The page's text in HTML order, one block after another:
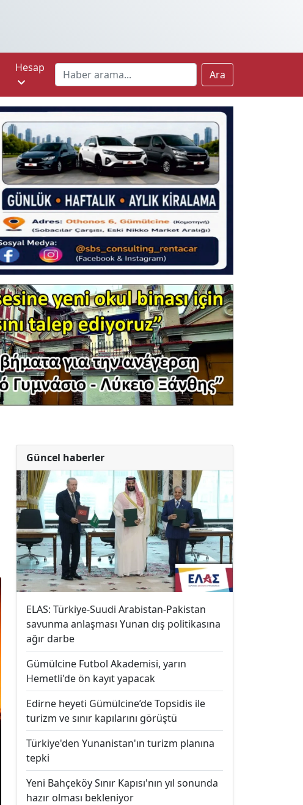
Hesap
Ara
Güncel haberler
ELAS: Türkiye-Suudi Arabistan-Pakistan
savunma anlaşması Yunan dış politikasına
ağır darbe
Gümülcine Futbol Akademisi, yarın
Hemetli'de ön kayıt yapacak
Edirne heyeti Gümülcine’de Topsidis ile
turizm ve sınır kapılarını görüştü
Türkiye'den Yunanistan'ın turizm planına
tepki
Yeni Bahçeköy Sınır Kapısı'nın yıl sonunda
hazır olması bekleniyor